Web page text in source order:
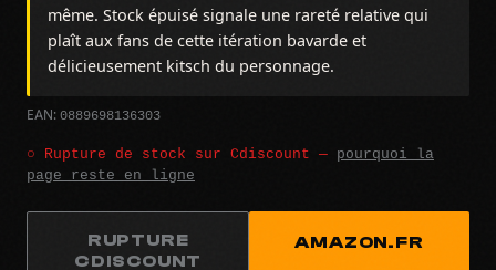
même. Stock épuisé signale une rareté relative qui
plaît aux fans de cette itération bavarde et
délicieusement kitsch du personnage.
EAN: 0889698136303
○ Rupture de stock sur Cdiscount — pourquoi la
page reste en ligne
RUPTURE
CDISCOUNT
AMAZON.FR